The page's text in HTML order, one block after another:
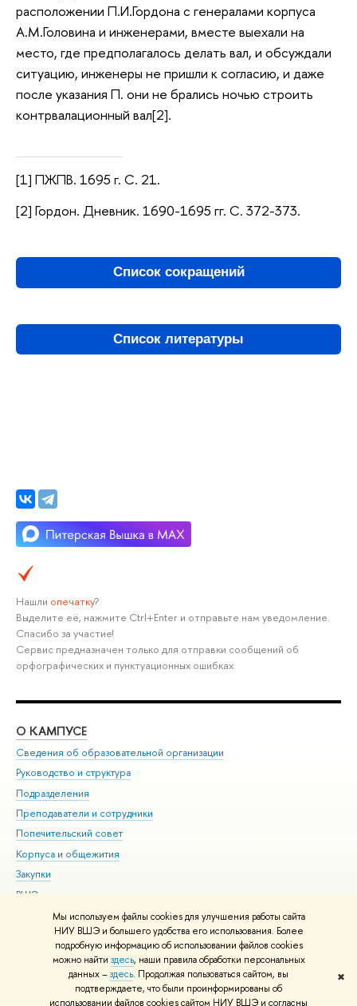
Мы используем файлы cookies для улучшения работы сайта
НИУ ВШЭ и большего удобства его использования. Более
подробную информацию об использовании файлов cookies
можно найти здесь, наши правила обработки персональных
данных –здесь. Продолжая пользоваться сайтом, вы
подтверждаете, что были проинформированы об
использовании файлов cookies сайтом НИУ ВШЭ и согласны
✖
расположении П.И.Гордона с генералами корпуса
А.М.Головина и инженерами, вместе выехали на
место, где предполагалось делать вал, и обсуждали
ситуацию, инженеры не пришли к согласию, и даже
после указания П. они не брались ночью строить
контрвалационный вал[2].
[1] ПЖПВ. 1695 г. С. 21.
[2] Гордон. Дневник. 1690-1695 гг. С. 372-373.
Список сокращений
Список литературы
Нашли опечатку?
Выделите её, нажмите Ctrl+Enter и отправьте нам уведомление.
Спасибо за участие!
Сервис предназначен только для отправки сообщений об
орфографических и пунктуационных ошибках.
О КАМПУСЕ
Сведения об образовательной организации
Руководство и структура
Подразделения
Преподаватели и сотрудники
Попечительский совет
Корпуса и общежития
Закупки
ВШЭ для студентов с ограниченными возможностями
здоровья и инвалидностью
Версия для слабовидящих
Единая платежная страница
© НИУ ВШЭ 1993–2026 Адреса и контакты Условия использования